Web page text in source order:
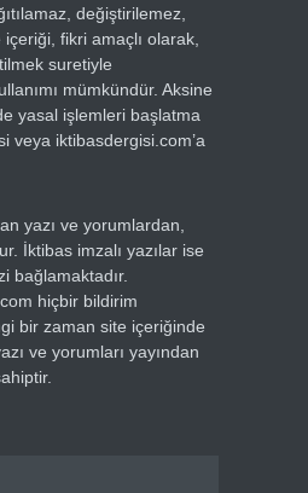
değiştirilemez,
fikri amaçlı olarak,
suretiyle
mümkündür. Aksine
yasal işlemleri başlatma
veya iktibasdergisi.com’a
yazı ve yorumlardan,
İktibas imzalı yazılar ise
bağlamaktadır.
hiçbir bildirim
bir zaman site içeriğinde
ve yorumları yayından